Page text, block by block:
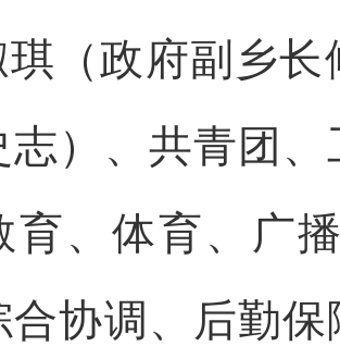
（政府副乡长
志）、共青团、
育、体育、广
合协调、后勤